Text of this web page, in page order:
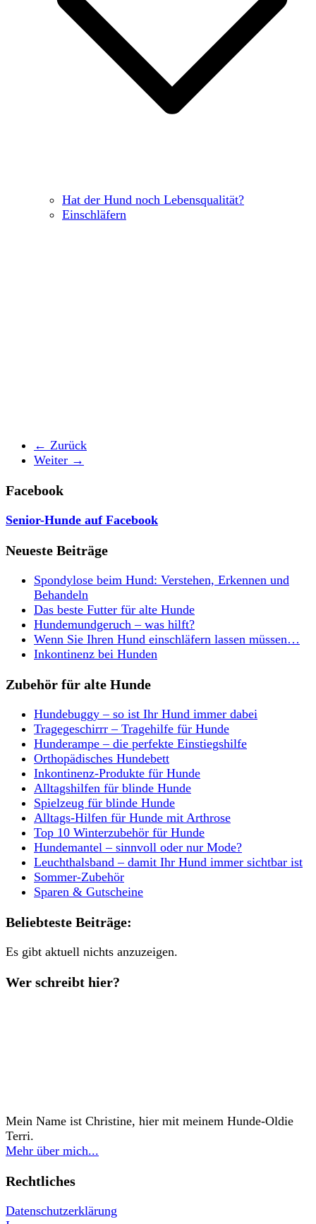
Hat der Hund noch Lebensqualität?
Einschläfern
← Zurück
Weiter →
Facebook
Senior-Hunde auf Facebook
Neueste Beiträge
Spondylose beim Hund: Verstehen, Erkennen und
Behandeln
Das beste Futter für alte Hunde
Hundemundgeruch – was hilft?
Wenn Sie Ihren Hund einschläfern lassen müssen…
Inkontinenz bei Hunden
Zubehör für alte Hunde
Hundebuggy – so ist Ihr Hund immer dabei
Tragegeschirrr – Tragehilfe für Hunde
Hunderampe – die perfekte Einstiegshilfe
Orthopädisches Hundebett
Inkontinenz-Produkte für Hunde
Alltagshilfen für blinde Hunde
Spielzeug für blinde Hunde
Alltags-Hilfen für Hunde mit Arthrose
Top 10 Winterzubehör für Hunde
Hundemantel – sinnvoll oder nur Mode?
Leuchthalsband – damit Ihr Hund immer sichtbar ist
Sommer-Zubehör
Sparen & Gutscheine
Beliebteste Beiträge:
Es gibt aktuell nichts anzuzeigen.
Wer schreibt hier?
Mein Name ist Christine, hier mit meinem Hunde-Oldie
Terri.
Mehr über mich...
Rechtliches
Datenschutzerklärung